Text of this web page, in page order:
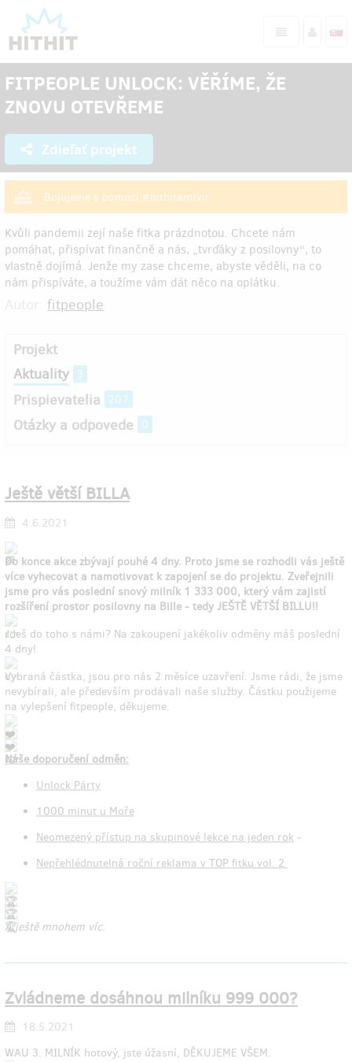
FITPEOPLE UNLOCK: VĚŘÍME, ŽE
ZNOVU OTEVŘEME
Zdieľať projekt
Bojujeme s pomocí #hithitantivir
Kvůli pandemii zejí naše fitka prázdnotou. Chcete nám
pomáhat, přispívat finančně a nás, „tvrďáky z posilovny“, to
vlastně dojímá. Jenže my zase chceme, abyste věděli, na co
nám přispíváte, a toužíme vám dát něco na oplátku.
fitpeople
Projekt
Aktuality 3
Prispievatelia 207
Otázky a odpovede 0
Ještě větší BILLA
4.6.2021
Do konce akce zbývají pouhé 4 dny. Proto jsme se rozhodli vás ještě
více vyhecovat a namotivovat k zapojení se do projektu. Zveřejnili
jsme pro vás poslední snový milník 1 333 000, který vám zajistí
rozšíření prostor posilovny na Bille - tedy JEŠTĚ VĚTŠÍ BILLU!!
Jdeš do toho s námi? Na zakoupení jakékoliv odměny máš poslední
4 dny!
Vybraná částka, jsou pro nás 2 měsíce uzavření. Jsme rádi, že jsme
nevybírali, ale především prodávali naše služby. Částku použijeme
na vylepšení fitpeople, děkujeme.
Náše doporučení odměn:
Unlock Párty
1000 minut u Moře
Neomezený přístup na skupinové lekce na jeden rok -
Nepřehlédnutelná roční reklama v TOP fitku vol. 2
A ještě mnohem víc.
Zvládneme dosáhnou milníku 999 000?
18.5.2021
WAU 3. MILNÍK hotový, jste úžasní, DĚKUJEME VŠEM.